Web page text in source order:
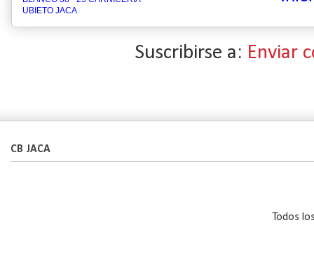
UBIETO JACA
Suscribirse a: Enviar
CB JACA
Todos